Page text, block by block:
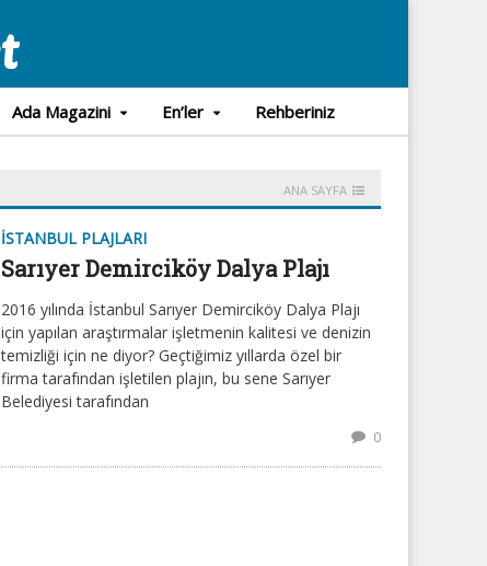
Ada Magazini En’ler Rehberiniz
ANA SAYFA
İSTANBUL PLAJLARI
Sarıyer Demirciköy Dalya Plajı
2016 yılında İstanbul Sarıyer Demirciköy Dalya Plajı
için yapılan araştırmalar işletmenin kalitesi ve denizin
temizliği için ne diyor? Geçtiğimiz yıllarda özel bir
firma tarafından işletilen plajın, bu sene Sarıyer
Belediyesi tarafından
0